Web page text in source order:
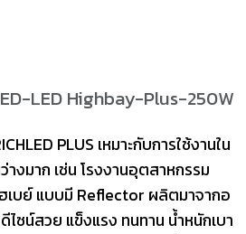
LED Highbay-Plus-250W
PLUS เหมาะกับการใช้งานใน
งมาก เช่น โรงงานอุตสาหกรรม
เบย์ แบบมี Reflector ผลิตมาจากอ
ซน์สวย แข็งแรง ทนทาน น้ำหนักเบา